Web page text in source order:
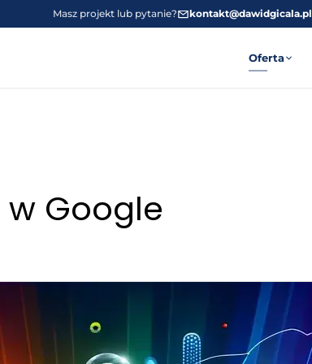
Masz projekt lub pytanie? kontakt@dawidgicala.pl
Oferta
Google